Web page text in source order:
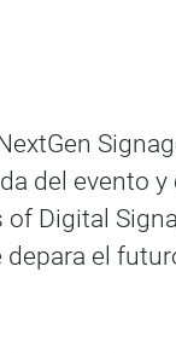
del evento
Digital
el